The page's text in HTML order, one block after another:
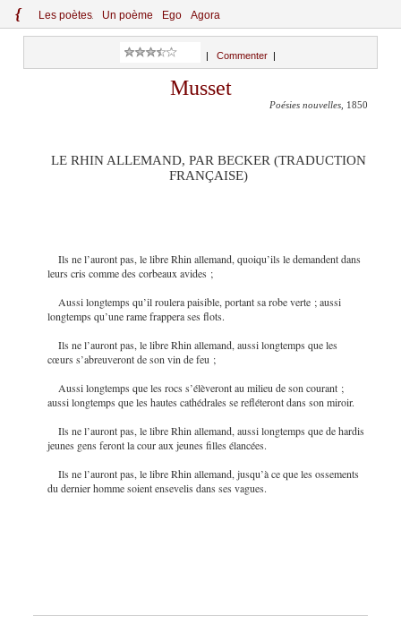
{ Les poètes Un poème Ego Agora
Commenter
Musset
Poésies nouvelles , 1850
LE RHIN ALLEMAND, PAR BECKER (TRADUCTION
FRANÇAISE)
Ils ne l’auront pas, le libre Rhin allemand, quoiqu’ils le demandent dans
leurs cris comme des corbeaux avides ;
Aussi longtemps qu’il roulera paisible, portant sa robe verte ; aussi
longtemps qu’une rame frappera ses flots.
Ils ne l’auront pas, le libre Rhin allemand, aussi longtemps que les
cœurs s’abreuveront de son vin de feu ;
Aussi longtemps que les rocs s’élèveront au milieu de son courant ;
aussi longtemps que les hautes cathédrales se refléteront dans son miroir.
Ils ne l’auront pas, le libre Rhin allemand, aussi longtemps que de hardis
jeunes gens feront la cour aux jeunes filles élancées.
Ils ne l’auront pas, le libre Rhin allemand, jusqu’à ce que les ossements
du dernier homme soient ensevelis dans ses vagues.